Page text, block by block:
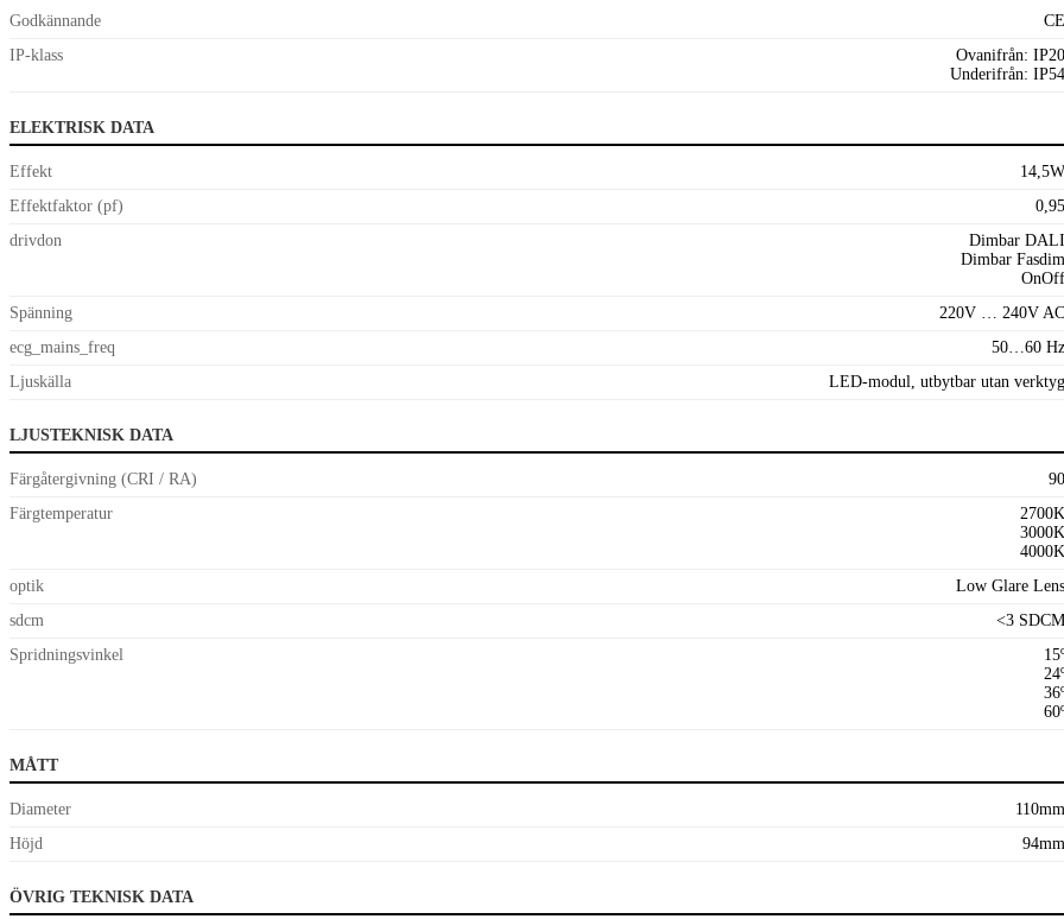
Godkännande
CE
IP-klass
Ovanifrån: IP20
Underifrån: IP54
ELEKTRISK DATA
Effekt
14,5W
Effektfaktor (pf)
0,95
drivdon
Dimbar DALI
Dimbar Fasdim
OnOff
Spänning
220V … 240V AC
ecg_mains_freq
50…60 Hz
Ljuskälla
LED-modul, utbytbar utan verktyg
LJUSTEKNISK DATA
Färgåtergivning (CRI / RA)
90
Färgtemperatur
2700K
3000K
4000K
optik
Low Glare Lens
sdcm
<3 SDCM
Spridningsvinkel
15º
24º
36º
60º
MÅTT
Diameter
110mm
Höjd
94mm
ÖVRIG TEKNISK DATA